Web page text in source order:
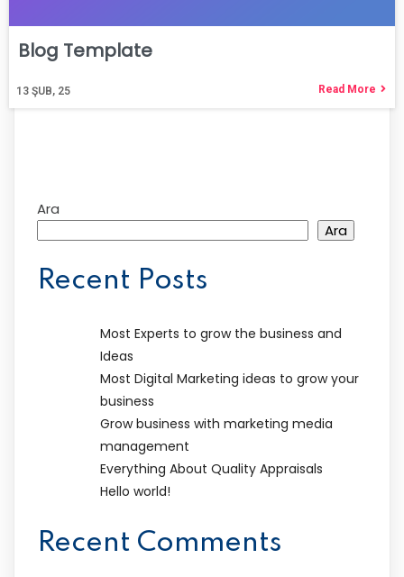
Blog Template
13 ŞUB, 25 Read More
Ara
Ara
Recent Posts
Most Experts to grow the business and
Ideas
Most Digital Marketing ideas to grow your
business
Grow business with marketing media
management
Everything About Quality Appraisals
Hello world!
Recent Comments